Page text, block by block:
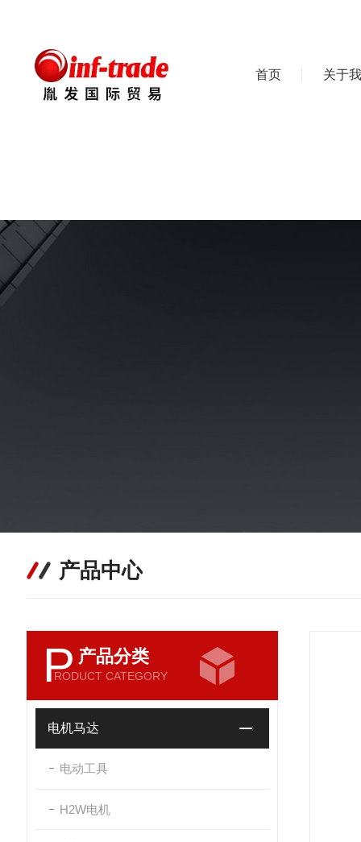
首页 关于
产品中心
P 产品分类
RODUCT CATEGORY
电机马达
电动工具
H2W电机